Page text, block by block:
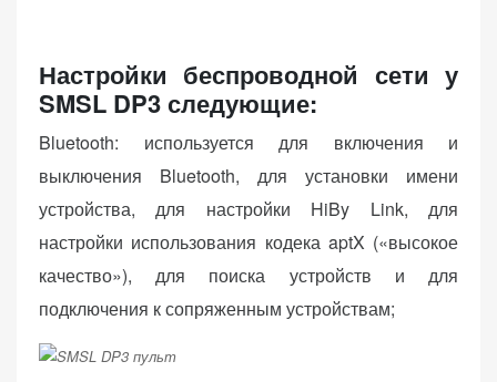
Настройки беспроводной сети у
SMSL DP3 следующие:
Bluetooth: используется для включения и
выключения Bluetooth, для установки имени
устройства, для настройки HiBy Link, для
настройки использования кодека aptX («высокое
качество»), для поиска устройств и для
подключения к сопряженным устройствам;